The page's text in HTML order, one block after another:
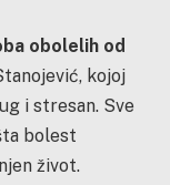
obolelih od
kojoj
i stresan. Sve
bolest
život.